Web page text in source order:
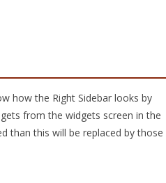
how the Right Sidebar looks by
from the widgets screen in the
than this will be replaced by those